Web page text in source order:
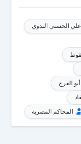
الحسني الندوي
الفرج
المحاكم المصرية